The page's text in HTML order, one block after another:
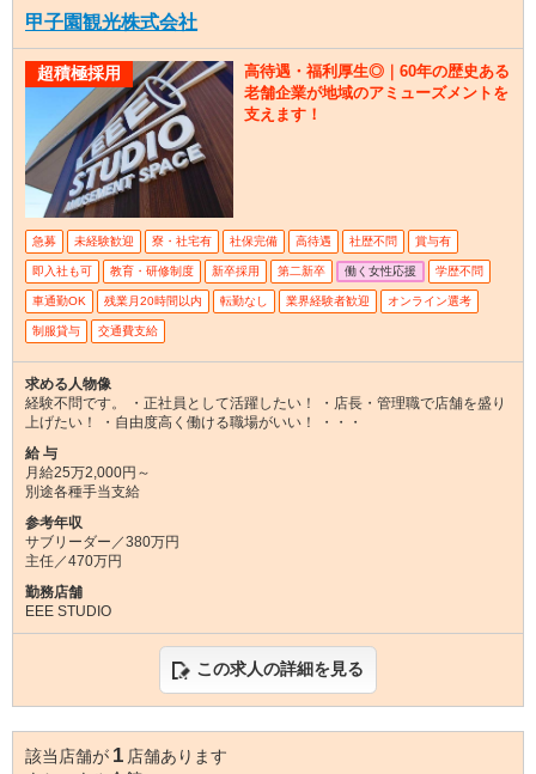
甲子園観光株式会社
超積極採用
高待遇・福利厚生◎｜60年の歴史ある
老舗企業が地域のアミューズメントを
支えます！
急募 未経験歓迎 寮・社宅有 社保完備 高待遇 社歴不問 賞与有
即入社も可 教育・研修制度 新卒採用 第二新卒 働く女性応援 学歴不問
車通勤OK 残業月20時間以内 転勤なし 業界経験者歓迎 オンライン選考
制服貸与 交通費支給
求める人物像
経験不問です。 ・正社員として活躍したい！ ・店長・管理職で店舗を盛り
上げたい！ ・自由度高く働ける職場がいい！ ・・・
給 与
月給25万2,000円～
別途各種手当支給
参考年収
サブリーダー／380万円
主任／470万円
勤務店舗
EEE STUDIO
この求人の詳細を見る
該当店舗が 1 店舗あります